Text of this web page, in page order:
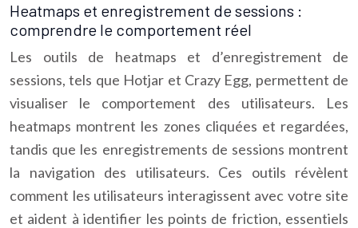
Heatmaps et enregistrement de sessions :
comprendre le comportement réel
Les outils de heatmaps et d’enregistrement de
sessions, tels que Hotjar et Crazy Egg, permettent de
visualiser le comportement des utilisateurs. Les
heatmaps montrent les zones cliquées et regardées,
tandis que les enregistrements de sessions montrent
la navigation des utilisateurs. Ces outils révèlent
comment les utilisateurs interagissent avec votre site
et aident à identifier les points de friction, essentiels